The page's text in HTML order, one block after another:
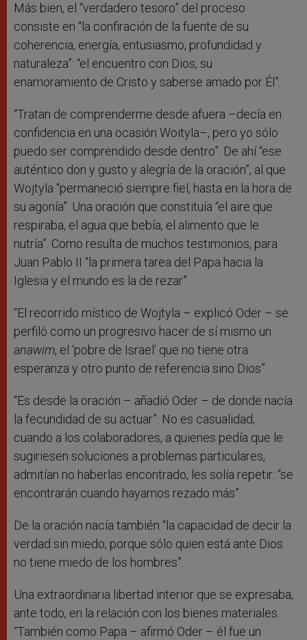
Más bien, el “verdadero tesoro” del proceso
consiste en “la confiración de la fuente de su
coherencia, energía, entusiasmo, profundidad y
naturaleza”: “el encuentro con Dios, su
enamoramiento de Cristo y saberse amado por Él”.
“Tratan de comprenderme desde afuera –decía en
confidencia en una ocasión Woityla–, pero yo sólo
puedo ser comprendido desde dentro”. De ahí “ese
auténtico don y gusto y alegría de la oración”, al que
Wojtyla “permaneció siempre fiel, hasta en la hora de
su agonía”. Una oración que constituía “el aire que
respiraba, el agua que bebía, el alimento que le
nutría”. Como resulta de muchos testimonios, para
Juan Pablo II “la primera tarea del Papa hacia la
Iglesia y el mundo es la de rezar”.
“El recorrido místico de Wojtyla – explicó Oder – se
perfiló como un progresivo hacer de sí mismo un
anawim, el ‘pobre de Israel’ que no tiene otra
esperanza y otro punto de referencia sino Dios”.
“Es desde la oración – añadió Oder – de donde nacía
la fecundidad de su actuar”. No es casualidad,
cuando a los colaboradores, a quienes pedía que le
sugiriesen soluciones a problemas particulares,
admitían no haberlas encontrado, les solía repetir: “se
encontrarán cuando hayamos rezado más”.
De la oración nacía también “la capacidad de decir la
verdad sin miedo, porque sólo quien está ante Dios
no tiene miedo de los hombres”.
Una extraordinaria libertad interior que se expresaba,
ante todo, en la relación con los bienes materiales.
“También como Papa – afirmó Oder – él fue un